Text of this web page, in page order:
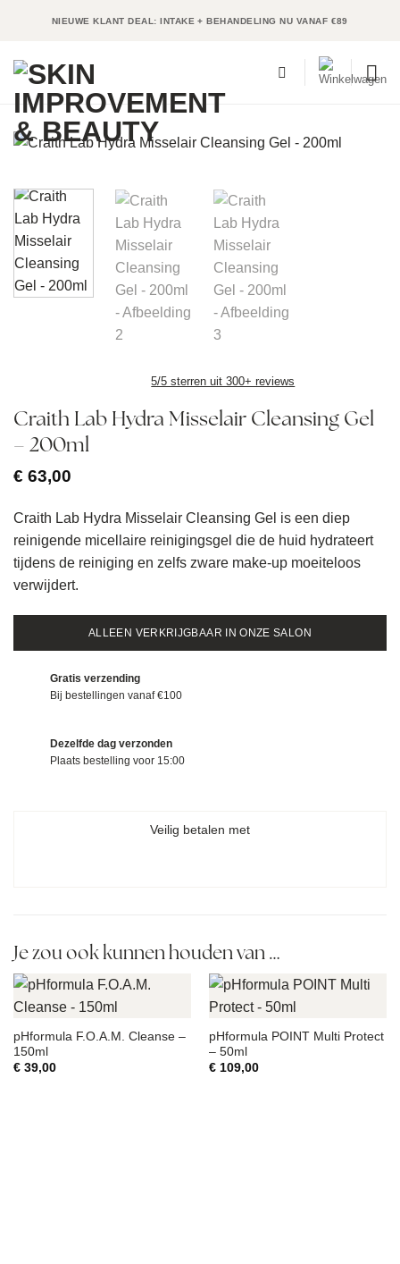
NIEUWE KLANT DEAL: INTAKE + BEHANDELING NU VANAF €89
5/5 sterren uit 300+ reviews
Craith Lab Hydra Misselair Cleansing Gel
– 200ml
€ 63,00
Craith Lab Hydra Misselair Cleansing Gel is een diep
reinigende micellaire reinigingsgel die de huid hydrateert
tijdens de reiniging en zelfs zware make-up moeiteloos
verwijdert.
ALLEEN VERKRIJGBAAR IN ONZE SALON
Gratis verzending
Bij bestellingen vanaf €100
Dezelfde dag verzonden
Plaats bestelling voor 15:00
Veilig betalen met
Je zou ook kunnen houden van …
pHformula F.O.A.M. Cleanse –
150ml
€39,00
pHformula POINT Multi Protect
– 50ml
€109,00